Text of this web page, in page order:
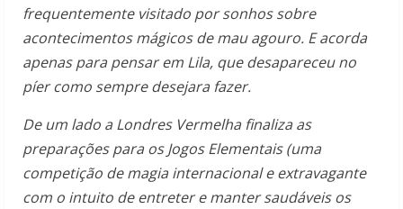
frequentemente visitado por sonhos sobre
acontecimentos mágicos de mau agouro. E acorda
apenas para pensar em Lila, que desapareceu no
píer como sempre desejara fazer.
De um lado a Londres Vermelha finaliza as
preparações para os Jogos Elementais (uma
competição de magia internacional e extravagante
com o intuito de entreter e manter saudáveis os